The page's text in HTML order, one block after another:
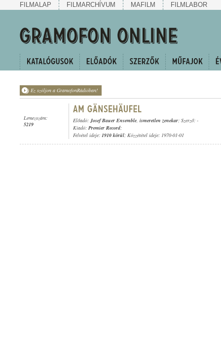
FILMALAP FILMARCHÍVUM MAFILM FILMLABOR
Ez szóljon a GramofonRádióban!
Lemezszám:
5219
Előadó:Josef Bauer Ensemble, ismeretlen zenekar; Szerző: -
Kiadó: Premier Record;
Felvétel ideje: 1910 körül; Közzététel ideje: 1970-01-01